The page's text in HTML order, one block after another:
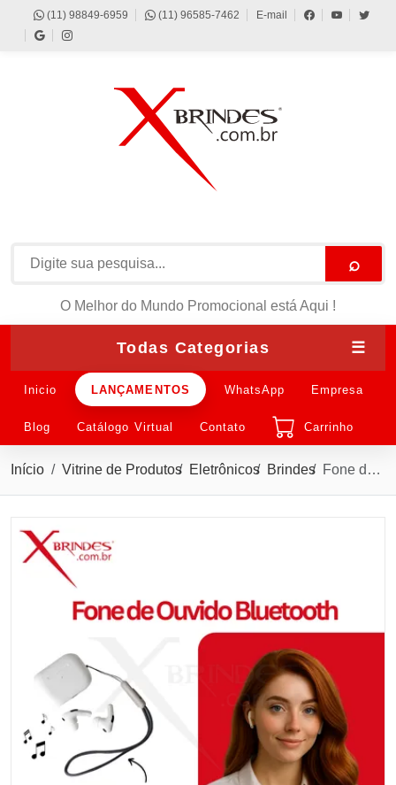
(11) 98849-6959 (11) 96585-7462 E-mail
⌕
O Melhor do Mundo Promocional está Aqui !
Todas Categorias ☰
Inicio LANÇAMENTOS WhatsApp Empresa
Blog Catálogo Virtual Contato Carrinho
Início Vitrine de Produtos Eletrônicos Brindes Fone de Ouvido Bluetooth Touch com Case Carregador X06064